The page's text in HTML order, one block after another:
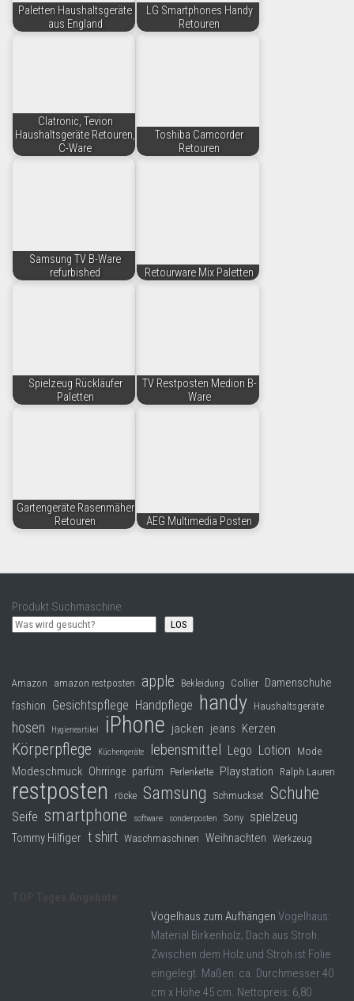
Paletten Haushaltsgeräte
aus England
LG Smartphones Handy
Retouren
Clatronic, Tevion
Haushaltsgeräte Retouren,
C-Ware
Toshiba Camcorder
Retouren
Samsung TV B-Ware
refurbished
Retourware Mix Paletten
Spielzeug Rückläufer
Paletten
TV Restposten Medion B-
Ware
Gartengeräte Rasenmäher
Retouren
AEG Multimedia Posten
Produkt Suchmaschine
LOS
Amazon amazon restposten apple Bekleidung Collier Damenschuhe
fashion Gesichtspflege Handpflege handy Haushaltsgeräte
hosen Hygieneartikel iPhone jacken jeans Kerzen
Körperpflege Küchengeräte lebensmittel Lego Lotion Mode
Modeschmuck Ohrringe parfüm Perlenkette Playstation Ralph Lauren
restposten röcke Samsung Schmuckset Schuhe
Seife smartphone software sonderposten Sony spielzeug
Tommy Hilfiger t shirt Waschmaschinen Weihnachten Werkzeug
Vogelhaus zum Aufhängen Vogelhaus:
Material Birkenholz; Dach aus Stroh.
Zwischen dem Holz und Stroh ist Folie
eingelegt. Maßen: ca. Durchmesser 40
cm x Höhe 45 cm. Nettopreis: 6,80